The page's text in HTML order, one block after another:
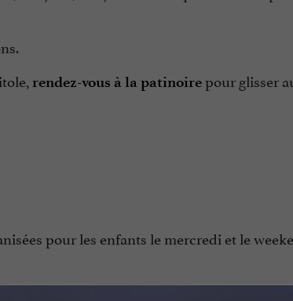
rendez-vous à la patinoirepour glisser
pour les enfants le mercredi et le